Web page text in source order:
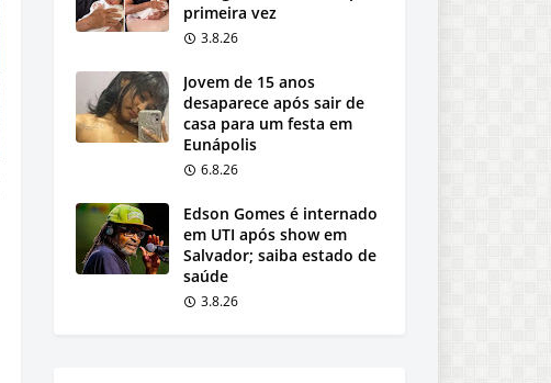
primeira vez
3.8.26
Jovem de 15 anos
desaparece após sair de
casa para um festa em
Eunápolis
6.8.26
Edson Gomes é internado
em UTI após show em
Salvador; saiba estado de
saúde
3.8.26